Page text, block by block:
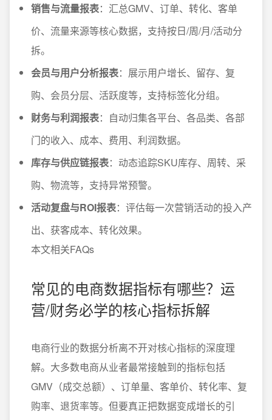
销售与流量报表：汇总GMV、订单、转化、客单
价、流量来源等核心数据，支持按日/周/月/活动分
拆。
会员与用户分析报表：展示用户增长、留存、复
购、会员分层、活跃度等，支持标签化分组。
财务与利润报表：自动归集各平台、各品类、各部
门的收入、成本、费用、利润数据。
库存与供应链报表：动态追踪SKU库存、周转、采
购、物流等，支持异常预警。
活动复盘与ROI报表：评估每一次营销活动的投入产
出、获客成本、转化效果。
本文相关FAQs
常见的电商数据指标有哪些？运
营/财务必学的核心指标拆解
电商行业的数据分析离不开对核心指标的深度理
解。大多数电商从业者最常接触到的指标包括
GMV（成交总额）、订单量、客单价、转化率、复
购率、退货率等。但要真正把数据变成增长的引